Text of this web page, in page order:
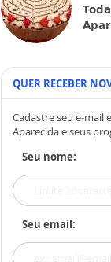
QUER RECEBER
Cadastre seu e-mail
Aparecida e seus
Seu nome:
Seu email: